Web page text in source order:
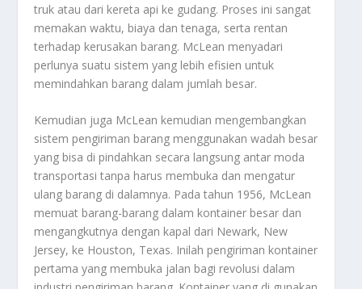
truk atau dari kereta api ke gudang. Proses ini sangat
memakan waktu, biaya dan tenaga, serta rentan
terhadap kerusakan barang. McLean menyadari
perlunya suatu sistem yang lebih efisien untuk
memindahkan barang dalam jumlah besar.
Kemudian juga McLean kemudian mengembangkan
sistem pengiriman barang menggunakan wadah besar
yang bisa di pindahkan secara langsung antar moda
transportasi tanpa harus membuka dan mengatur
ulang barang di dalamnya. Pada tahun 1956, McLean
memuat barang-barang dalam kontainer besar dan
mengangkutnya dengan kapal dari Newark, New
Jersey, ke Houston, Texas. Inilah pengiriman kontainer
pertama yang membuka jalan bagi revolusi dalam